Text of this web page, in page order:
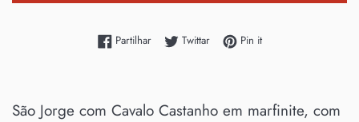
PartilharPartilhe no Facebook
TwittarTwittar no Twitter
Pin itAdicione no Pinterest
São Jorge com Cavalo Castanho em marfinite, com